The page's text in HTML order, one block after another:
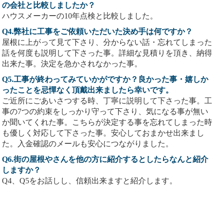
の会社と比較しましたか？
ハウスメーカーの10年点検と比較しました。
Q4.弊社に工事をご依頼いただいた決め手は何ですか？
屋根に上がって見て下さり、分からない話・忘れてしまった
話を何度も説明して下さった事。詳細な見積りを頂き、納得
出来た事。決定を急かされなかった事。
Q5.工事が終わってみていかがですか？良かった事・嬉しか
ったことを忌憚なく頂戴出来ましたら幸いです。
ご近所にごあいさつする時、丁寧に説明して下さった事。工
事の7つの約束をしっかり守って下さり、気になる事が無い
か聞いてくれた事。こちらが決定する事を忘れてしまった時
も優しく対応して下さった事。安心しておまかせ出来まし
た。入金確認のメールも安心につながりました。
Q6.街の屋根やさんを他の方に紹介するとしたらなんと紹介
しますか？
Q4、Q5をお話しし、信頼出来ますと紹介します。